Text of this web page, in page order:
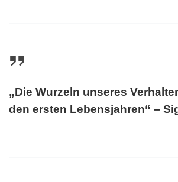
„Die Wurzeln unseres
den ersten Lebensjahren“ –